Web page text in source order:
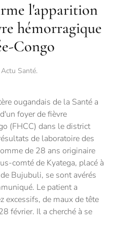
l'apparition
hémorragique
Congo
Actu Santé.
ougandais de la Santé a
foyer de fièvre
(FHCC) dans le district
de laboratoire des
de 28 ans originaire
comté de Kyatega, placé à
Bujubuli, se sont avérés
Le patient a
excessifs, de maux de tête
février. Il a cherché à se